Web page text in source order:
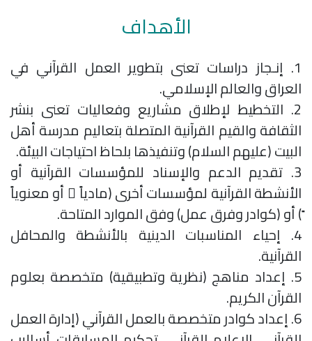
الأهداف
1. إنـجاز دراسات تعنى بتطوير العمل القرآني في
العراق والعالم الإسلامي.
2. التخطيط لإطلاق مشاريع وفعاليات تعنى بنشر
الثقافة والقيم القرآنية المتصلة بتعاليم مدرسة أهل
البيت (عليهم السلام) وتنفيذها بلحاظ احتياجات البيئة.
3. تقديم الدعم والإسناد للمؤسسات القرآنية أو
الأنشطة القرآنية لمؤسسات أخرى (مادياً ً أو معنوياً
ً) أو (كوادر وفرق عمل) وفق الموارد المتاحة.
4. إحياء المناسبات الدينية بالأنشطة والمحافل
القرآنية.
5. إعداد مناهج (نظرية وتطبيقية) متخصصة بعلوم
القرآن الكريم.
6. إعداد كوادر متخصصة بالعمل القرآني (إدارة العمل